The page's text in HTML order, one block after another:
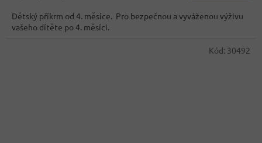
Dětský příkrm od 4. měsíce. Pro bezpečnou a vyváženou výživu
vašeho dítěte po 4. měsíci.
Kód: 30492